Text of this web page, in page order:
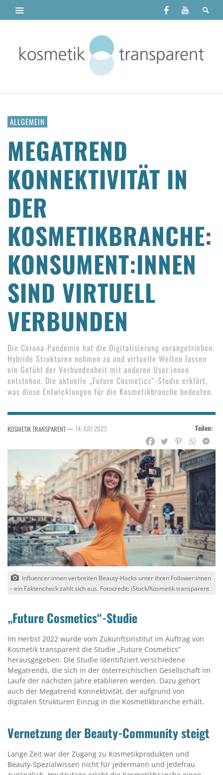
ALLGEMEIN
MEGATREND
KONNEKTIVITÄT IN
DER
KOSMETIKBRANCHE:
KONSUMENT:INNEN
SIND VIRTUELL
VERBUNDEN
Die Corona-Pandemie hat die Digitalisierung vorangetrieben.
Hybride Strukturen nehmen zu und virtuelle Welten lassen
ein Gefühl der Verbundenheit mit anderen User:innen
entstehen. Die aktuelle „Future Cosmetics“-Studie erklärt,
was diese Entwicklungen für die Kosmetikbranche bedeuten.
Teilen:
KOSMETIK TRANSPARENT—14. JULI 2023
Influencer:innen verbreiten Beauty-Hacks unter ihren Follower:innen
– ein Faktencheck zahlt sich aus. Fotocredit: iStock/Kosmetik transparent
„Future Cosmetics“-Studie
Im Herbst 2022 wurde vom Zukunftsinstitut im Auftrag von
Kosmetik transparent die Studie „Future Cosmetics“
herausgegeben. Die Studie identifiziert verschiedene
Megatrends, die sich in der österreichischen Gesellschaft im
Laufe der nächsten Jahre etablieren werden. Dazu gehört
auch der Megatrend Konnektivität, der aufgrund von
digitalen Strukturen Einzug in die Kosmetikbranche erhält.
Vernetzung der Beauty-Community steigt
Lange Zeit war der Zugang zu Kosmetikprodukten und
Beauty-Spezialwissen nicht für jedermann und jedefrau